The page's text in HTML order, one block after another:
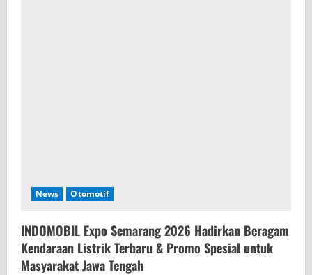
News Otomotif
INDOMOBIL Expo Semarang 2026 Hadirkan Beragam
Kendaraan Listrik Terbaru & Promo Spesial untuk
Masyarakat Jawa Tengah